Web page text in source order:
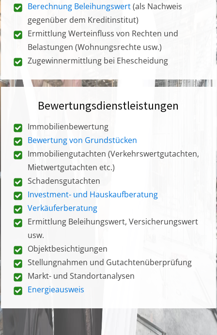
Berechnung Beleihungswert(als Nachweis
gegenüber dem Kreditinstitut)
Ermittlung Werteinfluss von Rechten und
Belastungen (Wohnungsrechte usw.)
Zugewinnermittlung bei Ehescheidung
Bewertungsdienstleistungen
Immobilienbewertung
Bewertung von Grundstücken
Immobiliengutachten (Verkehrswertgutachten,
Mietwertgutachten etc.)
Schadensgutachten
Investment- und Hauskaufberatung
Verkäuferberatung
Ermittlung Beleihungswert, Versicherungswert
usw.
Objektbesichtigungen
Stellungnahmen und Gutachtenüberprüfung
Markt- und Standortanalysen
Energieausweis